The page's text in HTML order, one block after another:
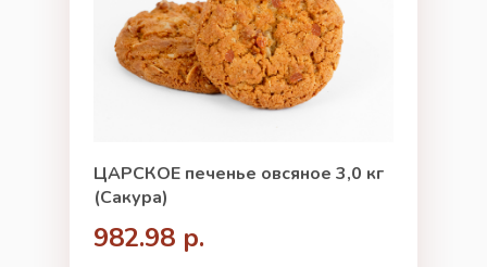
ЦАРСКОЕ печенье овсяное 3,0 кг
(Сакура)
982.98 р.